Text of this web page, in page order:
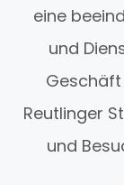
eine
und
Reutlinger
und